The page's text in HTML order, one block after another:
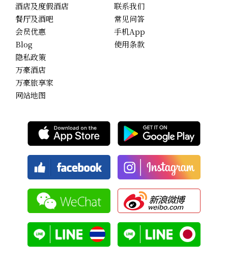
酒店及度假酒店
餐厅及酒吧
会员优惠
Blog
联系我们
常见问答
手机App
使用条款
隐私政策
万豪酒店
万豪旅享家
网站地图